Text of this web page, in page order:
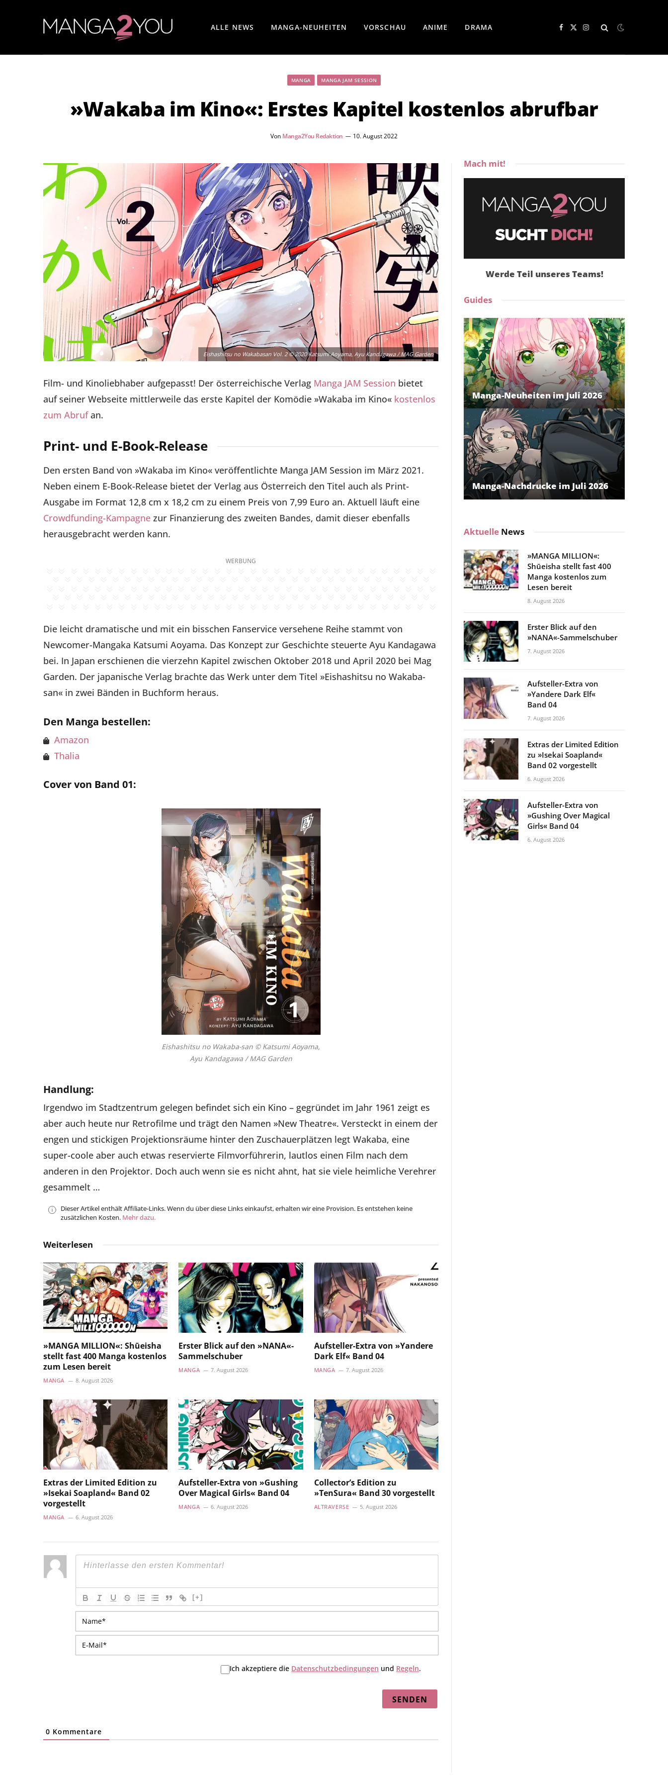
ALLE NEWS MANGA-NEUHEITEN VORSCHAU ANIME DRAMA Facebook
X
Instagram
MANGA MANGA JAM SESSION
»Wakaba im Kino«: Erstes Kapitel kostenlos abrufbar
Von Manga2You Redaktion 10. August 2022
Eishashitsu no Wakabasan Vol. 2 © 2020 Katsumi Aoyama, Ayu Kandagawa / MAG Garden
Film- und Kinoliebhaber aufgepasst! Der österreichische Verlag Manga JAM Session bietet
auf seiner Webseite mittlerweile das erste Kapitel der Komödie »Wakaba im Kino« kostenlos
zum Abrufan.
Print- und E-Book-Release
Den ersten Band von »Wakaba im Kino« veröffentlichte Manga JAM Session im März 2021.
Neben einem E-Book-Release bietet der Verlag aus Österreich den Titel auch als Print-
Ausgabe im Format 12,8 cm x 18,2 cm zu einem Preis von 7,99 Euro an. Aktuell läuft eine
Crowdfunding-Kampagne zur Finanzierung des zweiten Bandes, damit dieser ebenfalls
herausgebracht werden kann.
WERBUNG
Die leicht dramatische und mit ein bisschen Fanservice versehene Reihe stammt von
Newcomer-Mangaka Katsumi Aoyama. Das Konzept zur Geschichte steuerte Ayu Kandagawa
bei. In Japan erschienen die vierzehn Kapitel zwischen Oktober 2018 und April 2020 bei Mag
Garden. Der japanische Verlag brachte das Werk unter dem Titel »Eishashitsu no Wakaba-
san« in zwei Bänden in Buchform heraus.
Den Manga bestellen:
Amazon
Thalia
Cover von Band 01:
Eishashitsu no Wakaba-san © Katsumi Aoyama,
Ayu Kandagawa / MAG Garden
Handlung:
Irgendwo im Stadtzentrum gelegen befindet sich ein Kino – gegründet im Jahr 1961 zeigt es
aber auch heute nur Retrofilme und trägt den Namen »New Theatre«. Versteckt in einem der
engen und stickigen Projektionsräume hinter den Zuschauerplätzen legt Wakaba, eine
super-coole aber auch etwas reservierte Filmvorführerin, lautlos einen Film nach dem
anderen in den Projektor. Doch auch wenn sie es nicht ahnt, hat sie viele heimliche Verehrer
gesammelt …
Dieser Artikel enthält Affiliate-Links. Wenn du über diese Links einkaufst, erhalten wir eine Provision. Es entstehen keine
zusätzlichen Kosten. Mehr dazu.
Weiterlesen
»MANGA MILLION«: Shūeisha
stellt fast 400 Manga kostenlos
zum Lesen bereit
MANGA 8. August 2026
Erster Blick auf den »NANA«-
Sammelschuber
MANGA 7. August 2026
Aufsteller-Extra von »Yandere
Dark Elf« Band 04
MANGA 7. August 2026
Extras der Limited Edition zu
»Isekai Soapland« Band 02
vorgestellt
MANGA 6. August 2026
Aufsteller-Extra von »Gushing
Over Magical Girls« Band 04
MANGA 6. August 2026
Collector’s Edition zu
»TenSura« Band 30 vorgestellt
ALTRAVERSE 5. August 2026
[+]
Ich akzeptiere die Datenschutzbedingungen und Regeln.
0 Kommentare
Mach mit!
Werde Teil unseres Teams!
Guides
Manga-Neuheiten im Juli 2026
Manga-Nachdrucke im Juli 2026
Aktuelle News
»MANGA MILLION«:
Shūeisha stellt fast 400
Manga kostenlos zum
Lesen bereit
8. August 2026
Erster Blick auf den
»NANA«-Sammelschuber
7. August 2026
Aufsteller-Extra von
»Yandere Dark Elf«
Band 04
7. August 2026
Extras der Limited Edition
zu »Isekai Soapland«
Band 02 vorgestellt
6. August 2026
Aufsteller-Extra von
»Gushing Over Magical
Girls« Band 04
6. August 2026